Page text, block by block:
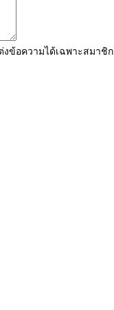
งข้อความได้เฉพาะสมาชิก